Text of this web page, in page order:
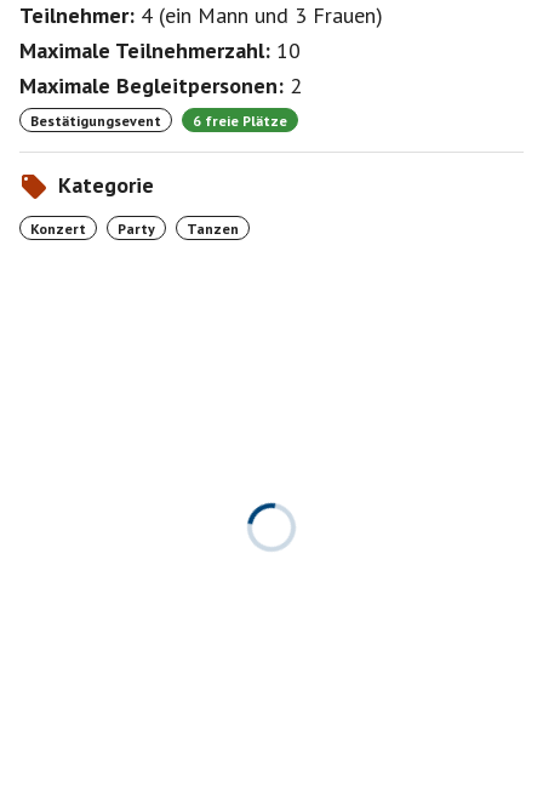
Teilnehmer: 4 (ein Mann und 3 Frauen)
Maximale Teilnehmerzahl: 10
Maximale Begleitpersonen: 2
Bestätigungsevent 6 freie Plätze
Kategorie
Konzert Party Tanzen